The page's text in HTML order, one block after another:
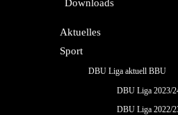
Downloads
Aktuelles
Sport
DBU Liga aktuell BBU
DBU Liga 2023/
DBU Liga 2022/